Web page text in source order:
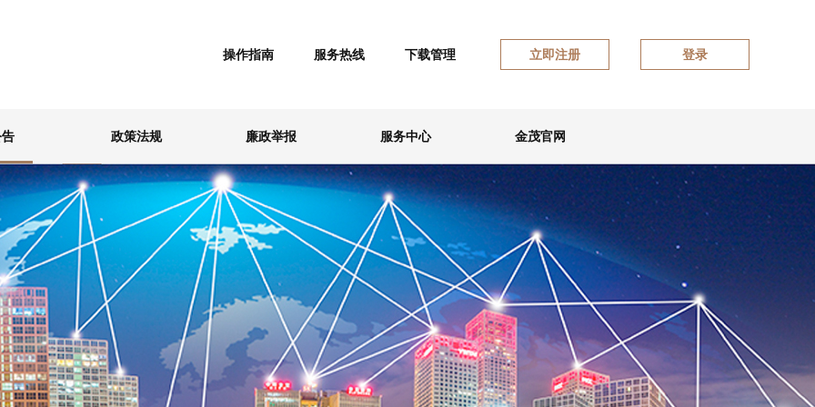
操作指南 服务热线 下载管理 立即注册 登录
政策法规 廉政举报 服务中心 金茂官网